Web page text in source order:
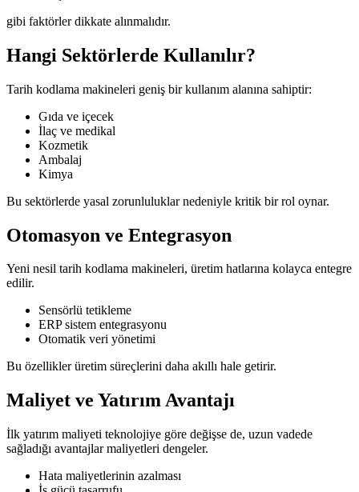
gibi faktörler dikkate alınmalıdır.
Hangi Sektörlerde Kullanılır?
Tarih kodlama makineleri geniş bir kullanım alanına sahiptir:
Gıda ve içecek
İlaç ve medikal
Kozmetik
Ambalaj
Kimya
Bu sektörlerde yasal zorunluluklar nedeniyle kritik bir rol oynar.
Otomasyon ve Entegrasyon
Yeni nesil tarih kodlama makineleri, üretim hatlarına kolayca entegre
edilir.
Sensörlü tetikleme
ERP sistem entegrasyonu
Otomatik veri yönetimi
Bu özellikler üretim süreçlerini daha akıllı hale getirir.
Maliyet ve Yatırım Avantajı
İlk yatırım maliyeti teknolojiye göre değişse de, uzun vadede
sağladığı avantajlar maliyetleri dengeler.
Hata maliyetlerinin azalması